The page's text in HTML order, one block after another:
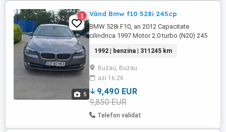
5
1 Vând Bmw f10 528i 245cp
BMW 528i F10, an 2012 Capacitate
cilindrica 1997 Motor 2.0 turbo (N20) 245
Mașină personală, foarte bine întreținută.
Fără probleme tehnice, fără erori . Mai
multe detalii la telefon: DOTĂRI: * Piele ,
foarte bine intretinuta,( fara rupturi)* *
Navigație ...
1992 | benzina | 311245 km
Buzau, Buzau
azi 16:26
9,490 EUR
9,850 EUR
Telefon validat